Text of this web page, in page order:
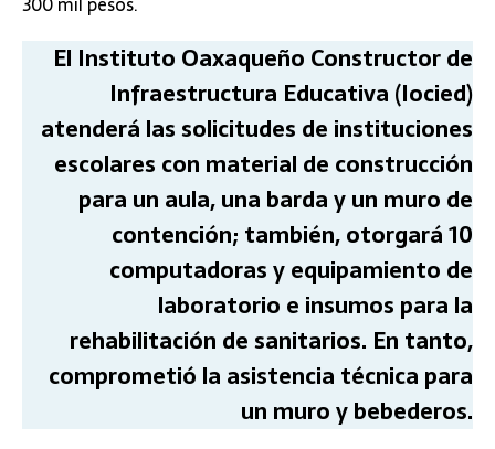
El Instituto Oaxaqueño Constructor de
Infraestructura Educativa (Iocied)
atenderá las solicitudes de instituciones
escolares con material de construcción
para un aula, una barda y un muro de
contención; también, otorgará 10
computadoras y equipamiento de
laboratorio e insumos para la
rehabilitación de sanitarios. En tanto,
comprometió la asistencia técnica para
un muro y bebederos.